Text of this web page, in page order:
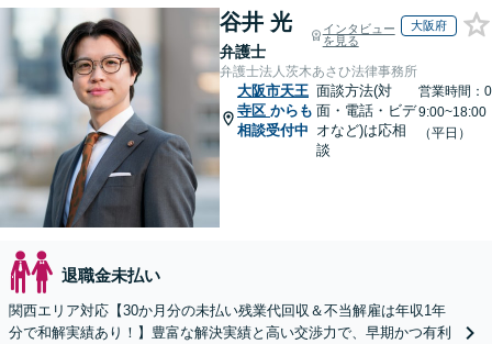
谷井 光
弁護士
インタビュー
を見る
大阪府
弁護士法人茨木あさひ法律事務所
大阪市天王
寺区 からも
相談受付中
面談方法(対
面・電話・ビデ
オなど)は応相
談
営業時間：0
9:00~18:00
（平日）
退職金未払い
関西エリア対応【30か月分の未払い残業代回収＆不当解雇は年収1年
分で和解実績あり！】豊富な解決実績と高い交渉力で、早期かつ有利